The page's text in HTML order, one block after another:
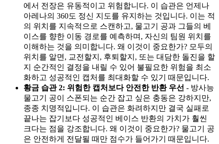
에서 전장은 유동적이고 위험합니다. 이 습관은 언제나
아레나의 360도 정신 지도를 유지하는 것입니다. 이는 적
의 위치를 지속적으로 스캔하고, 물고기 공과 그들의 베
이스를 향한 이동 경로를 예측하며, 자신의 팀원 위치를
이해하는 것을 의미합니다. 왜 이것이 중요한가? 모두의
위치를 알면, 교전할지, 후퇴할지, 또는 대담한 돌진을 할
지 순간적인 결정을 내릴 수 있어 불필요한 위험을 최소
화하고 성공적인 캡처를 최대화할 수 있기 때문입니다.
황금 습관 2: 위험한 캡처보다 안전한 반환 우선 - 방사능
물고기 공이 스폰되는 순간 잡고 싶은 충동은 강하지만,
종종 치명적입니다. 이 습관은 화려하지만 결국 실패로
끝나는 잡기보다 성공적인 베이스 반환의 가치가 훨씬
크다는 점을 강조합니다. 왜 이것이 중요한가? 물고기 공
은 안전하게 전달될 때만 점수가 들어가기 때문입니다.